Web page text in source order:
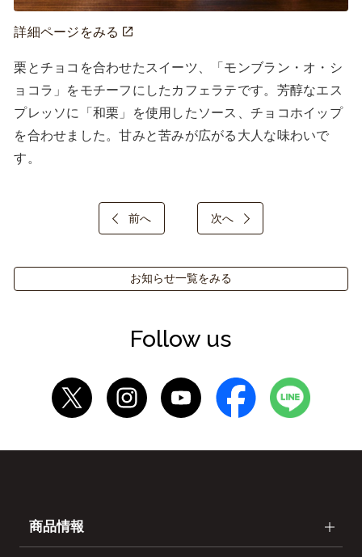
詳細ページをみる
栗とチョコを合わせたスイーツ、「モンブラン・オ・シ
ョコラ」をモチーフにしたカフェラテです。芳醇なエス
プレッソに「和栗」を使用したソース、チョコホイップ
を合わせました。甘みと苦みが広がる大人な味わいで
す。
前へ 次へ
お知らせ一覧をみる
Follow us
商品情報